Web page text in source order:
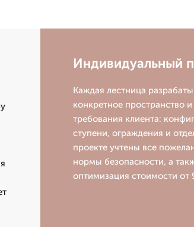
Индивидуальный
Каждая лестница
конкретное пространство и
требования клиента:
ступени, ограждения и
проекте учтены все
нормы безопасности, а
оптимизация стоимости от